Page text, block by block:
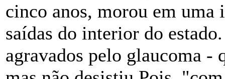
cinco anos, morou em uma
saídas do interior do
agravados pelo glaucoma -